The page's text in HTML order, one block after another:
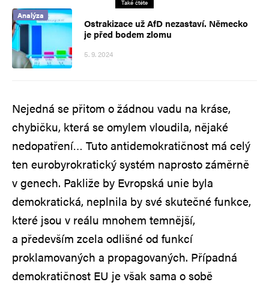
Také čtěte
Analýza
Ostrakizace už AfD nezastaví. Německo
je před bodem zlomu
5. 9. 2024
Nejedná se přitom o žádnou vadu na kráse,
chybičku, která se omylem vloudila, nějaké
nedopatření… Tuto antidemokratičnost má celý
ten eurobyrokratický systém naprosto záměrně
v genech. Pakliže by Evropská unie byla
demokratická, neplnila by své skutečné funkce,
které jsou v reálu mnohem temnější,
a především zcela odlišné od funkcí
proklamovaných a propagovaných. Případná
demokratičnost EU je však sama o sobě